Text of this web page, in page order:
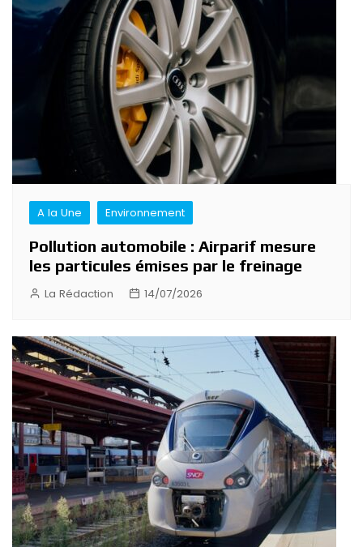
A la Une Environnement
Pollution automobile : Airparif mesure
les particules émises par le freinage
La Rédaction 14/07/2026